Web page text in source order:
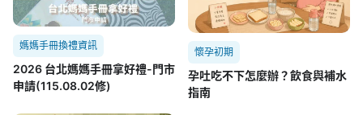
媽媽手冊換禮資訊
2026 台北媽媽手冊拿好禮-門市
申請(115.08.02修)
懷孕初期
孕吐吃不下怎麼辦？飲食與補水
指南